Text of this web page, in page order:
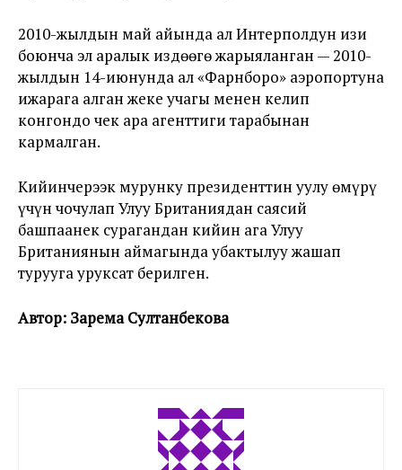
2010-жылдын май айында ал Интерполдун изи
боюнча эл аралык издөөгө жарыяланган — 2010-
жылдын 14-июнунда ал «Фарнборо» аэропортуна
ижарага алган жеке учагы менен келип
конгондо чек ара агенттиги тарабынан
кармалган.
Кийинчерээк мурунку президенттин уулу өмүрү
үчүн чочулап Улуу Британиядан саясий
башпаанек сурагандан кийин ага Улуу
Британиянын аймагында убактылуу жашап
турууга уруксат берилген.
Автор: Зарема Султанбекова